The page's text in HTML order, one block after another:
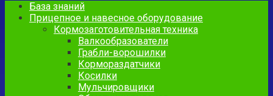
База знаний
Прицепное и навесное оборудование
Кормозаготовительная техника
Валкообразователи
Грабли-ворошилки
Кормораздатчики
Косилки
Мульчировщики